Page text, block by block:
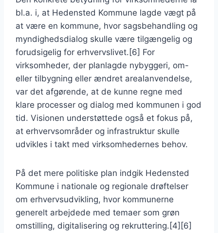
bl.a. i, at Hedensted Kommune lagde vægt på
at være en kommune, hvor sagsbehandling og
myndighedsdialog skulle være tilgængelig og
forudsigelig for erhvervslivet.[6] For
virksomheder, der planlagde nybyggeri, om-
eller tilbygning eller ændret arealanvendelse,
var det afgørende, at de kunne regne med
klare processer og dialog med kommunen i god
tid. Visionen understøttede også et fokus på,
at erhvervsområder og infrastruktur skulle
udvikles i takt med virksomhedernes behov.
På det mere politiske plan indgik Hedensted
Kommune i nationale og regionale drøftelser
om erhvervsudvikling, hvor kommunerne
generelt arbejdede med temaer som grøn
omstilling, digitalisering og rekruttering.[4][6]